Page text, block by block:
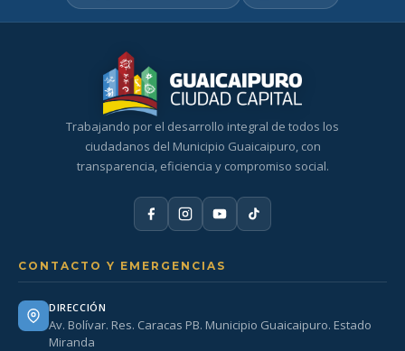
Trabajando por el desarrollo integral de todos los
ciudadanos del Municipio Guaicaipuro, con
transparencia, eficiencia y compromiso social.
CONTACTO Y EMERGENCIAS
DIRECCIÓN
Av. Bolívar. Res. Caracas PB. Municipio Guaicaipuro. Estado
Miranda